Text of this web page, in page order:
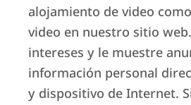
alojamiento de video
video en nuestro sitio
intereses y le muestre
información personal
y dispositivo de Internet.